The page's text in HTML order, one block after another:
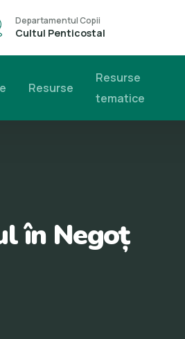
Departamentul Copii
Cultul Penticostal
Resurse
Resurse
tematice
în Negoț